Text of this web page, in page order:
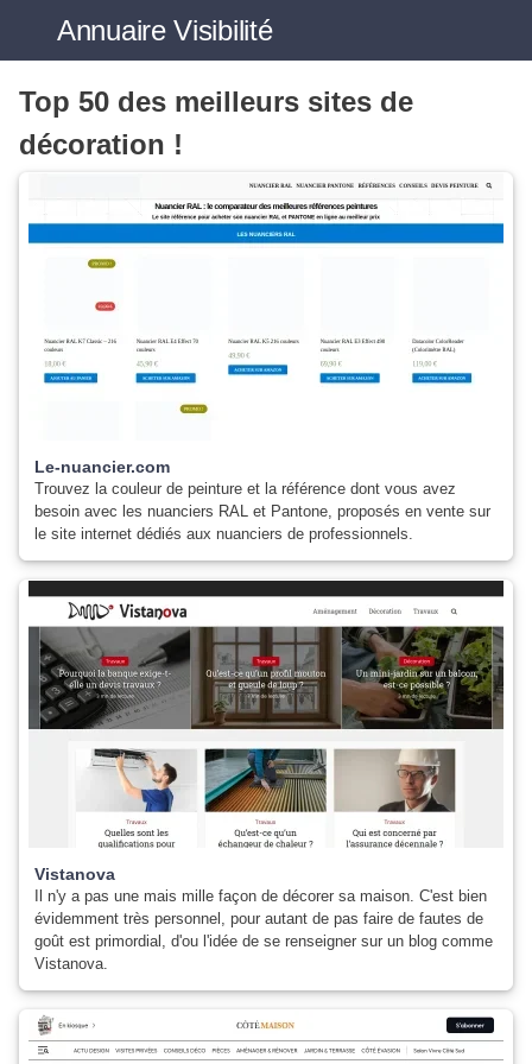
Annuaire Visibilité
Top 50 des meilleurs sites de
décoration !
Le-nuancier.com
Trouvez la couleur de peinture et la référence dont vous avez
besoin avec les nuanciers RAL et Pantone, proposés en vente sur
le site internet dédiés aux nuanciers de professionnels.
Vistanova
Il n'y a pas une mais mille façon de décorer sa maison. C'est bien
évidemment très personnel, pour autant de pas faire de fautes de
goût est primordial, d'ou l'idée de se renseigner sur un blog comme
Vistanova.